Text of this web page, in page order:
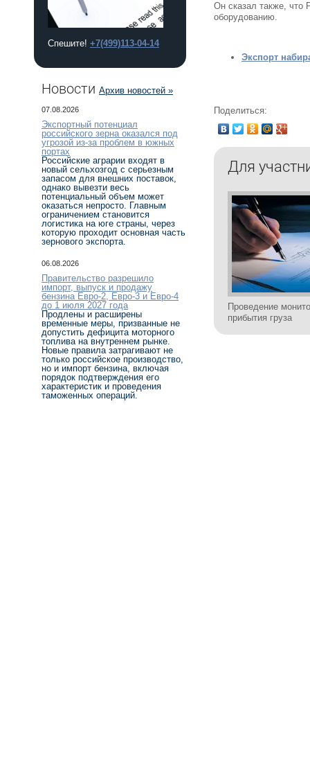
Он сказал также, что
оборудованию.
Экспорт
Поделиться:
Для
Проведение
прибытия груза
Спешите! +7(499)113-04-14
Новости Архив новостей »
07.08.2026
Экспортный потенциал
российского зерна оказался под
угрозой из-за проблем в южных
портах
Российские аграрии входят в
новый сельхозгод с серьезным
запасом для внешних поставок,
однако вывезти весь
потенциальный объем может
оказаться непросто. Главным
ограничением становится
логистика на юге страны, через
которую проходит основная часть
зернового экспорта.
06.08.2026
Правительство разрешило
импорт, выпуск и продажу
бензина Евро-2, Евро-3 и Евро-4
до 1 июля 2027 года
Продлены и расширены
временные меры, призванные не
допустить дефицита моторного
топлива на внутреннем рынке.
Новые правила затрагивают не
только российское производство,
но и импорт бензина, включая
порядок подтверждения его
характеристик и проведения
таможенных операций.